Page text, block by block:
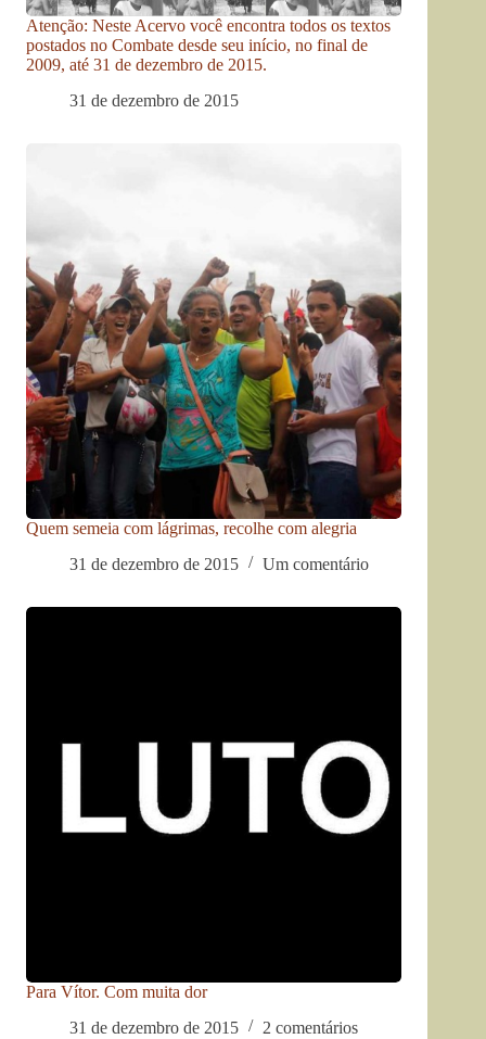
Atenção: Neste Acervo você encontra todos os textos
postados no Combate desde seu início, no final de
2009, até 31 de dezembro de 2015.
31 de dezembro de 2015
Quem semeia com lágrimas, recolhe com alegria
31 de dezembro de 2015
Um comentário
Para Vítor. Com muita dor
31 de dezembro de 2015
2 comentários